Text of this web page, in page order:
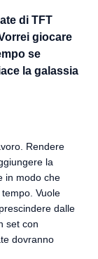
di TFT
giocare
se
la galassia
Rendere
la
in modo che
Vuole
dalle
set con
dovranno